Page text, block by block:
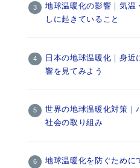
地球温暖化の影響｜気温
しに起きていること
日本の地球温暖化｜身近
響を見てみよう
世界の地球温暖化対策｜
社会の取り組み
地球温暖化を防ぐために